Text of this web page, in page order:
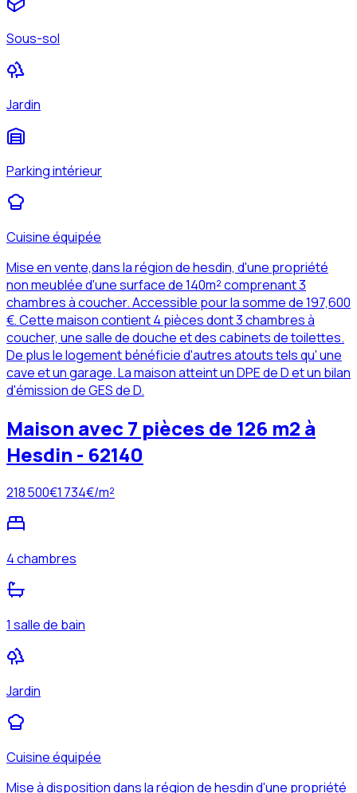
Sous-sol
Jardin
Parking intérieur
Cuisine équipée
Mise en vente,dans la région de hesdin, d'une propriété
non meublée d'une surface de 140m² comprenant 3
chambres à coucher. Accessible pour la somme de 197,600
€. Cette maison contient 4 pièces dont 3 chambres à
coucher, une salle de douche et des cabinets de toilettes.
De plus le logement bénéficie d'autres atouts tels qu' une
cave et un garage. La maison atteint un DPE de D et un bilan
d'émission de GES de D.
Maison avec 7 pièces de 126 m2 à
Hesdin - 62140
218 500€1 734€/m²
4 chambres
1 salle de bain
Jardin
Cuisine équipée
Mise à disposition dans la région de hesdin d'une propriété